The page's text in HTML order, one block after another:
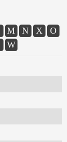
M N X
O
W